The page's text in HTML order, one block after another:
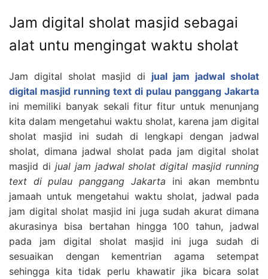
Jam digital sholat masjid sebagai
alat untu mengingat waktu sholat
Jam digital sholat masjid di jual jam jadwal sholat
digital masjid running text di pulau panggang Jakarta
ini memiliki banyak sekali fitur fitur untuk menunjang
kita dalam mengetahui waktu sholat, karena jam digital
sholat masjid ini sudah di lengkapi dengan jadwal
sholat, dimana jadwal sholat pada jam digital sholat
masjid di jual jam jadwal sholat digital masjid running
text di pulau panggang Jakarta ini akan membntu
jamaah untuk mengetahui waktu sholat, jadwal pada
jam digital sholat masjid ini juga sudah akurat dimana
akurasinya bisa bertahan hingga 100 tahun, jadwal
pada jam digital sholat masjid ini juga sudah di
sesuaikan dengan kementrian agama setempat
sehingga kita tidak perlu khawatir jika bicara solat